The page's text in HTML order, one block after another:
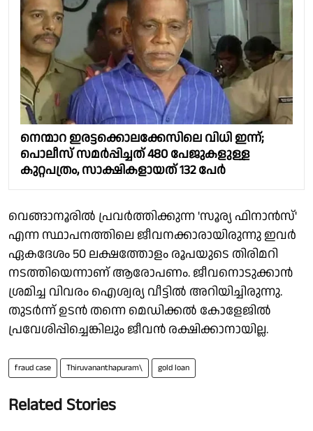
നെന്മാറ ഇരട്ടക്കൊലക്കേസിലെ വിധി ഇന്ന്;
പൊലീസ് സമര്‍പ്പിച്ചത് 480 പേജുകളുള്ള
കുറ്റപത്രം, സാക്ഷികളായത് 132 പേര്‍
വെങ്ങാനൂരില്‍ പ്രവര്‍ത്തിക്കുന്ന 'സൂര്യ ഫിനാന്‍സ്'
എന്ന സ്ഥാപനത്തിലെ ജീവനക്കാരായിരുന്നു ഇവര്‍
ഏകദേശം 50 ലക്ഷത്തോളം രൂപയുടെ തിരിമറി
നടത്തിയെന്നാണ് ആരോപണം. ജീവനൊടുക്കാന്‍
ശ്രമിച്ച വിവരം ഐശ്വര്യ വീട്ടില്‍ അറിയിച്ചിരുന്നു.
തുടര്‍ന്ന് ഉടന്‍ തന്നെ മെഡിക്കല്‍ കോളേജില്‍
പ്രവേശിപ്പിച്ചെങ്കിലും ജീവന്‍ രക്ഷിക്കാനായില്ല.
fraud case Thiruvananthapuram\ gold loan
Related Stories